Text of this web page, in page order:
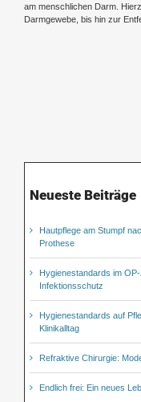
am menschlichen Darm.
Darmgewebe, bis hin zur
Neueste Beiträge
Hautpflege am Stumpf
Prothese
Hygienestandards im
Infektionsschutz
Hygienestandards auf
Klinikalltag
Refraktive Chirurgie:
Endlich frei: Ein neues